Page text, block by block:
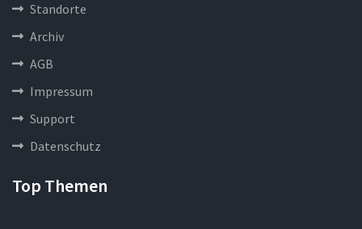
Standorte
Archiv
AGB
Impressum
Support
Datenschutz
Top Themen